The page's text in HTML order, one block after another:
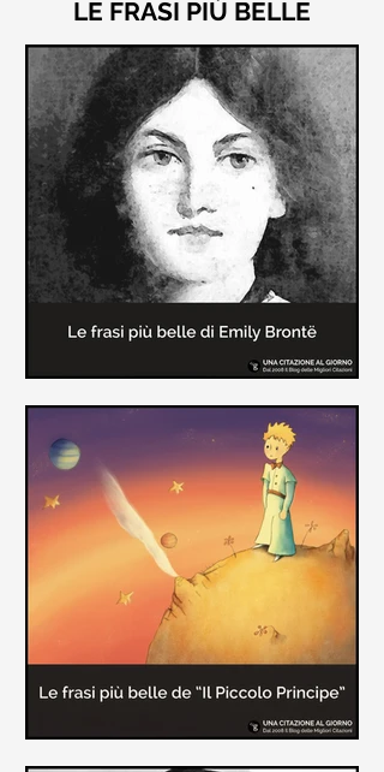
LE FRASI PIÙ BELLE
Le frasi più belle di "Cime
Tempestose" di Emily Brontë
"Cime Tempestose" rimane l'unico
romanzo scritto da Emily Brontë
causa la tubercolosi che le tolse la
vita ad appena 30 anni (...)